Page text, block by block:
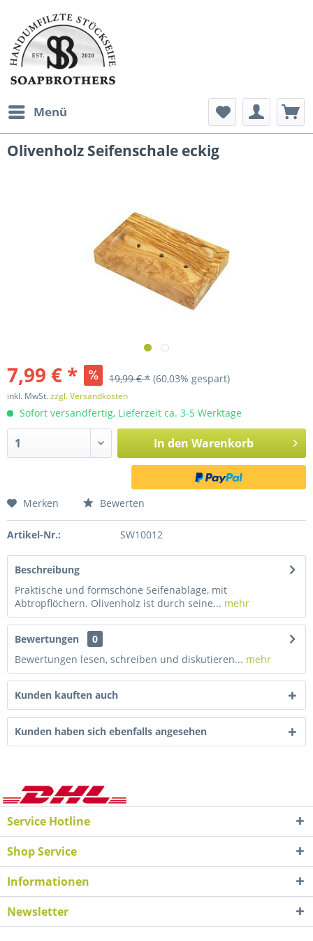
Menü
Olivenholz Seifenschale eckig
7,99 € * 19,99 € * (60,03% gespart)
inkl. MwSt.zzgl. Versandkosten
Sofort versandfertig, Lieferzeit ca. 3-5 Werktage
In den Warenkorb
Merken Bewerten
Artikel-Nr.: SW10012
Beschreibung
Praktische und formschöne Seifenablage, mit
Abtropflöchern. Olivenholz ist durch seine... mehr
Bewertungen
0
Bewertungen lesen, schreiben und diskutieren... mehr
Kunden kauften auch
Kunden haben sich ebenfalls angesehen
Service Hotline
Shop Service
Informationen
Newsletter